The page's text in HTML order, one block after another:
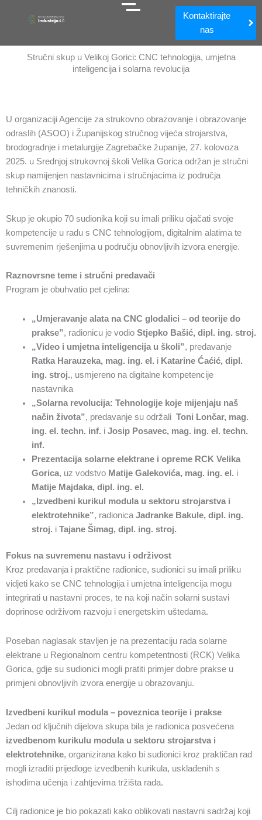
Kontaktirajte
nas
Stručni skup u Velikoj Gorici: CNC tehnologija, umjetna
inteligencija i solarna revolucija
U organizaciji Agencije za strukovno obrazovanje i obrazovanje
odraslih (ASOO) i Županijskog stručnog vijeća strojarstva,
brodogradnje i metalurgije Zagrebačke županije, 27. kolovoza
2025. u Srednjoj strukovnoj školi Velika Gorica održan je stručni
skup namijenjen nastavnicima i stručnjacima iz područja
tehničkih znanosti.
Skup je okupio 70 sudionika koji su imali priliku ojačati svoje
kompetencije u radu s CNC tehnologijom, digitalnim alatima te
suvremenim rješenjima u području obnovljivih izvora energije.
Raznovrsne teme i stručni predavači
Program je obuhvatio pet cjelina:
„Umjeravanje alata na CNC glodalici – od teorije do
prakse”, radionicu je vodio Stjepko Bašić, dipl. ing. stroj.
„Video i umjetna inteligencija u školi”, predavanje
Ratka Harauzeka, mag. ing. el. i Katarine Ćaćić, dipl.
ing. stroj., usmjereno na digitalne kompetencije
nastavnika
„Solarna revolucija: Tehnologije koje mijenjaju naš
način života”, predavanje su održali Toni Lončar, mag.
ing. el. techn. inf. i Josip Posavec, mag. ing. el. techn.
inf.
Prezentacija solarne elektrane i opreme RCK Velika
Gorica, uz vodstvo Matije Galekovića, mag. ing. el. i
Matije Majdaka, dipl. ing. el.
„Izvedbeni kurikul modula u sektoru strojarstva i
elektrotehnike”, radionica Jadranke Bakule, dipl. ing.
stroj. i Tajane Šimag, dipl. ing. stroj.
Fokus na suvremenu nastavu i održivost
Kroz predavanja i praktične radionice, sudionici su imali priliku
vidjeti kako se CNC tehnologija i umjetna inteligencija mogu
integrirati u nastavni proces, te na koji način solarni sustavi
doprinose održivom razvoju i energetskim uštedama.
Poseban naglasak stavljen je na prezentaciju rada solarne
elektrane u Regionalnom centru kompetentnosti (RCK) Velika
Gorica, gdje su sudionici mogli pratiti primjer dobre prakse u
primjeni obnovljivih izvora energije u obrazovanju.
Izvedbeni kurikul modula – poveznica teorije i prakse
Jedan od ključnih dijelova skupa bila je radionica posvećena
izvedbenom kurikulu modula u sektoru strojarstva i
elektrotehnike, organizirana kako bi sudionici kroz praktičan rad
mogli izraditi prijedloge izvedbenih kurikula, usklađenih s
ishodima učenja i zahtjevima tržišta rada.
Cilj radionice je bio pokazati kako oblikovati nastavni sadržaj koji